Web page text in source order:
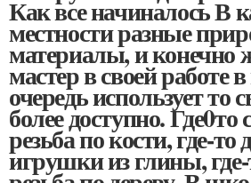
Как все начиналось В
местности разные
материалы, и конечно
мастер в своей работе
очередь использует то
более доступно. Где0то
резьба по кости, где-то
игрушки из глины,